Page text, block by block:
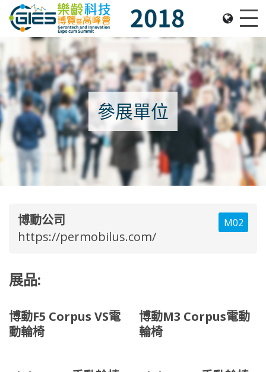
Date: Expo: 22-25 November 2018, Venue: Hall 1A-
參展單位
M02
博動公司
https://permobilus.com/
展品:
博動F5 Corpus VS電
動輪椅
博動M3 Corpus電動
輪椅